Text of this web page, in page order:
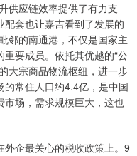
供应链效率提供了有力支
套也让嘉吉看到了发展的
邻的南通港，不仅是国家主
要成员。依托其优越的“公
大宗商品物流枢纽，进一步
常住人口约4.4亿，是中国
场，需求规模巨大，这也
企最关心的税收政策上。9